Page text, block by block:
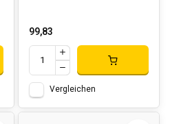
99,83
Vergleichen